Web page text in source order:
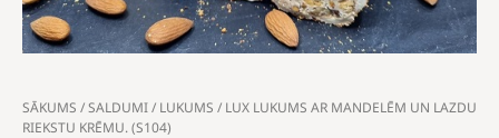
SĀKUMS /SALDUMI/ LUKUMS / LUX LUKUMS AR MANDELĒM UN LAZDU
RIEKSTU KRĒMU. (S104)